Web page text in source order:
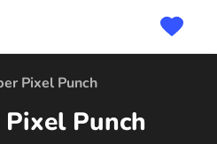
Pixel Punch
Punch